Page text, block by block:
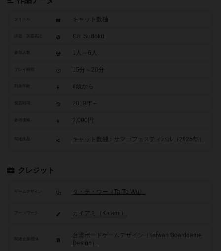
タイトル キャット数独
Cat Sudoku
参加人数 1人～6人
15分～20分
8歳から
2019年～
参考価格 2,000円
関連作品 キャット数独：サマーフェスティバル（2025年）
クレジット
ゲームデザイン タ・テ・ウー（Ta-Te Wu）
アートワーク カイアミ（Kaiami）
台湾ボードゲームデザイン（Taiwan Boardgame
Design）